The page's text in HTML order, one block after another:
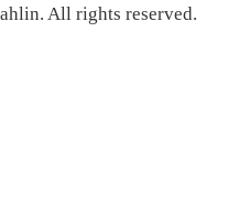
All rights reserved.